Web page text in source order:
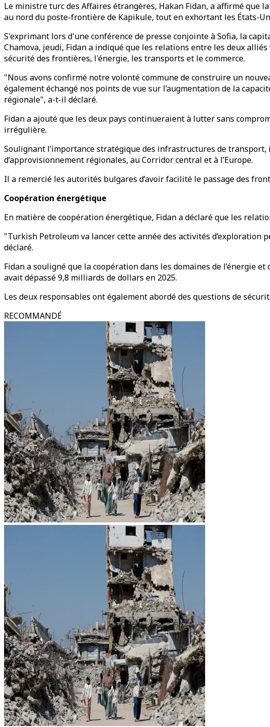
Le ministre turc des Affaires étrangères, Hakan Fidan, a affirmé
au nord du poste-frontière de Kapikule, tout en exhortant les États-
S'exprimant lors d'une conférence de presse conjointe à Sofia, la
Chamova, jeudi, Fidan a indiqué que les relations entre les deux
sécurité des frontières, l'énergie, les transports et le commerce.
"Nous avons confirmé notre volonté commune de construire un
également échangé nos points de vue sur l’augmentation de la
régionale", a-t-il déclaré.
Fidan a ajouté que les deux pays continueraient à lutter sans
irrégulière.
Soulignant l’importance stratégique des infrastructures de
d’approvisionnement régionales, au Corridor central et à l’Europe.
Il a remercié les autorités bulgares d’avoir facilité le passage des
Coopération énergétique
En matière de coopération énergétique, Fidan a déclaré que les
"Turkish Petroleum va lancer cette année des activités
déclaré.
Fidan a souligné que la coopération dans les domaines de l’énergie
avait dépassé 9,8 milliards de dollars en 2025.
Les deux responsables ont également abordé des questions de
RECOMMANDÉ